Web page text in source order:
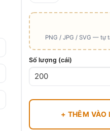
PNG / JPG / SVG — tự
Số lượng (cái)
+ THÊM VÀO